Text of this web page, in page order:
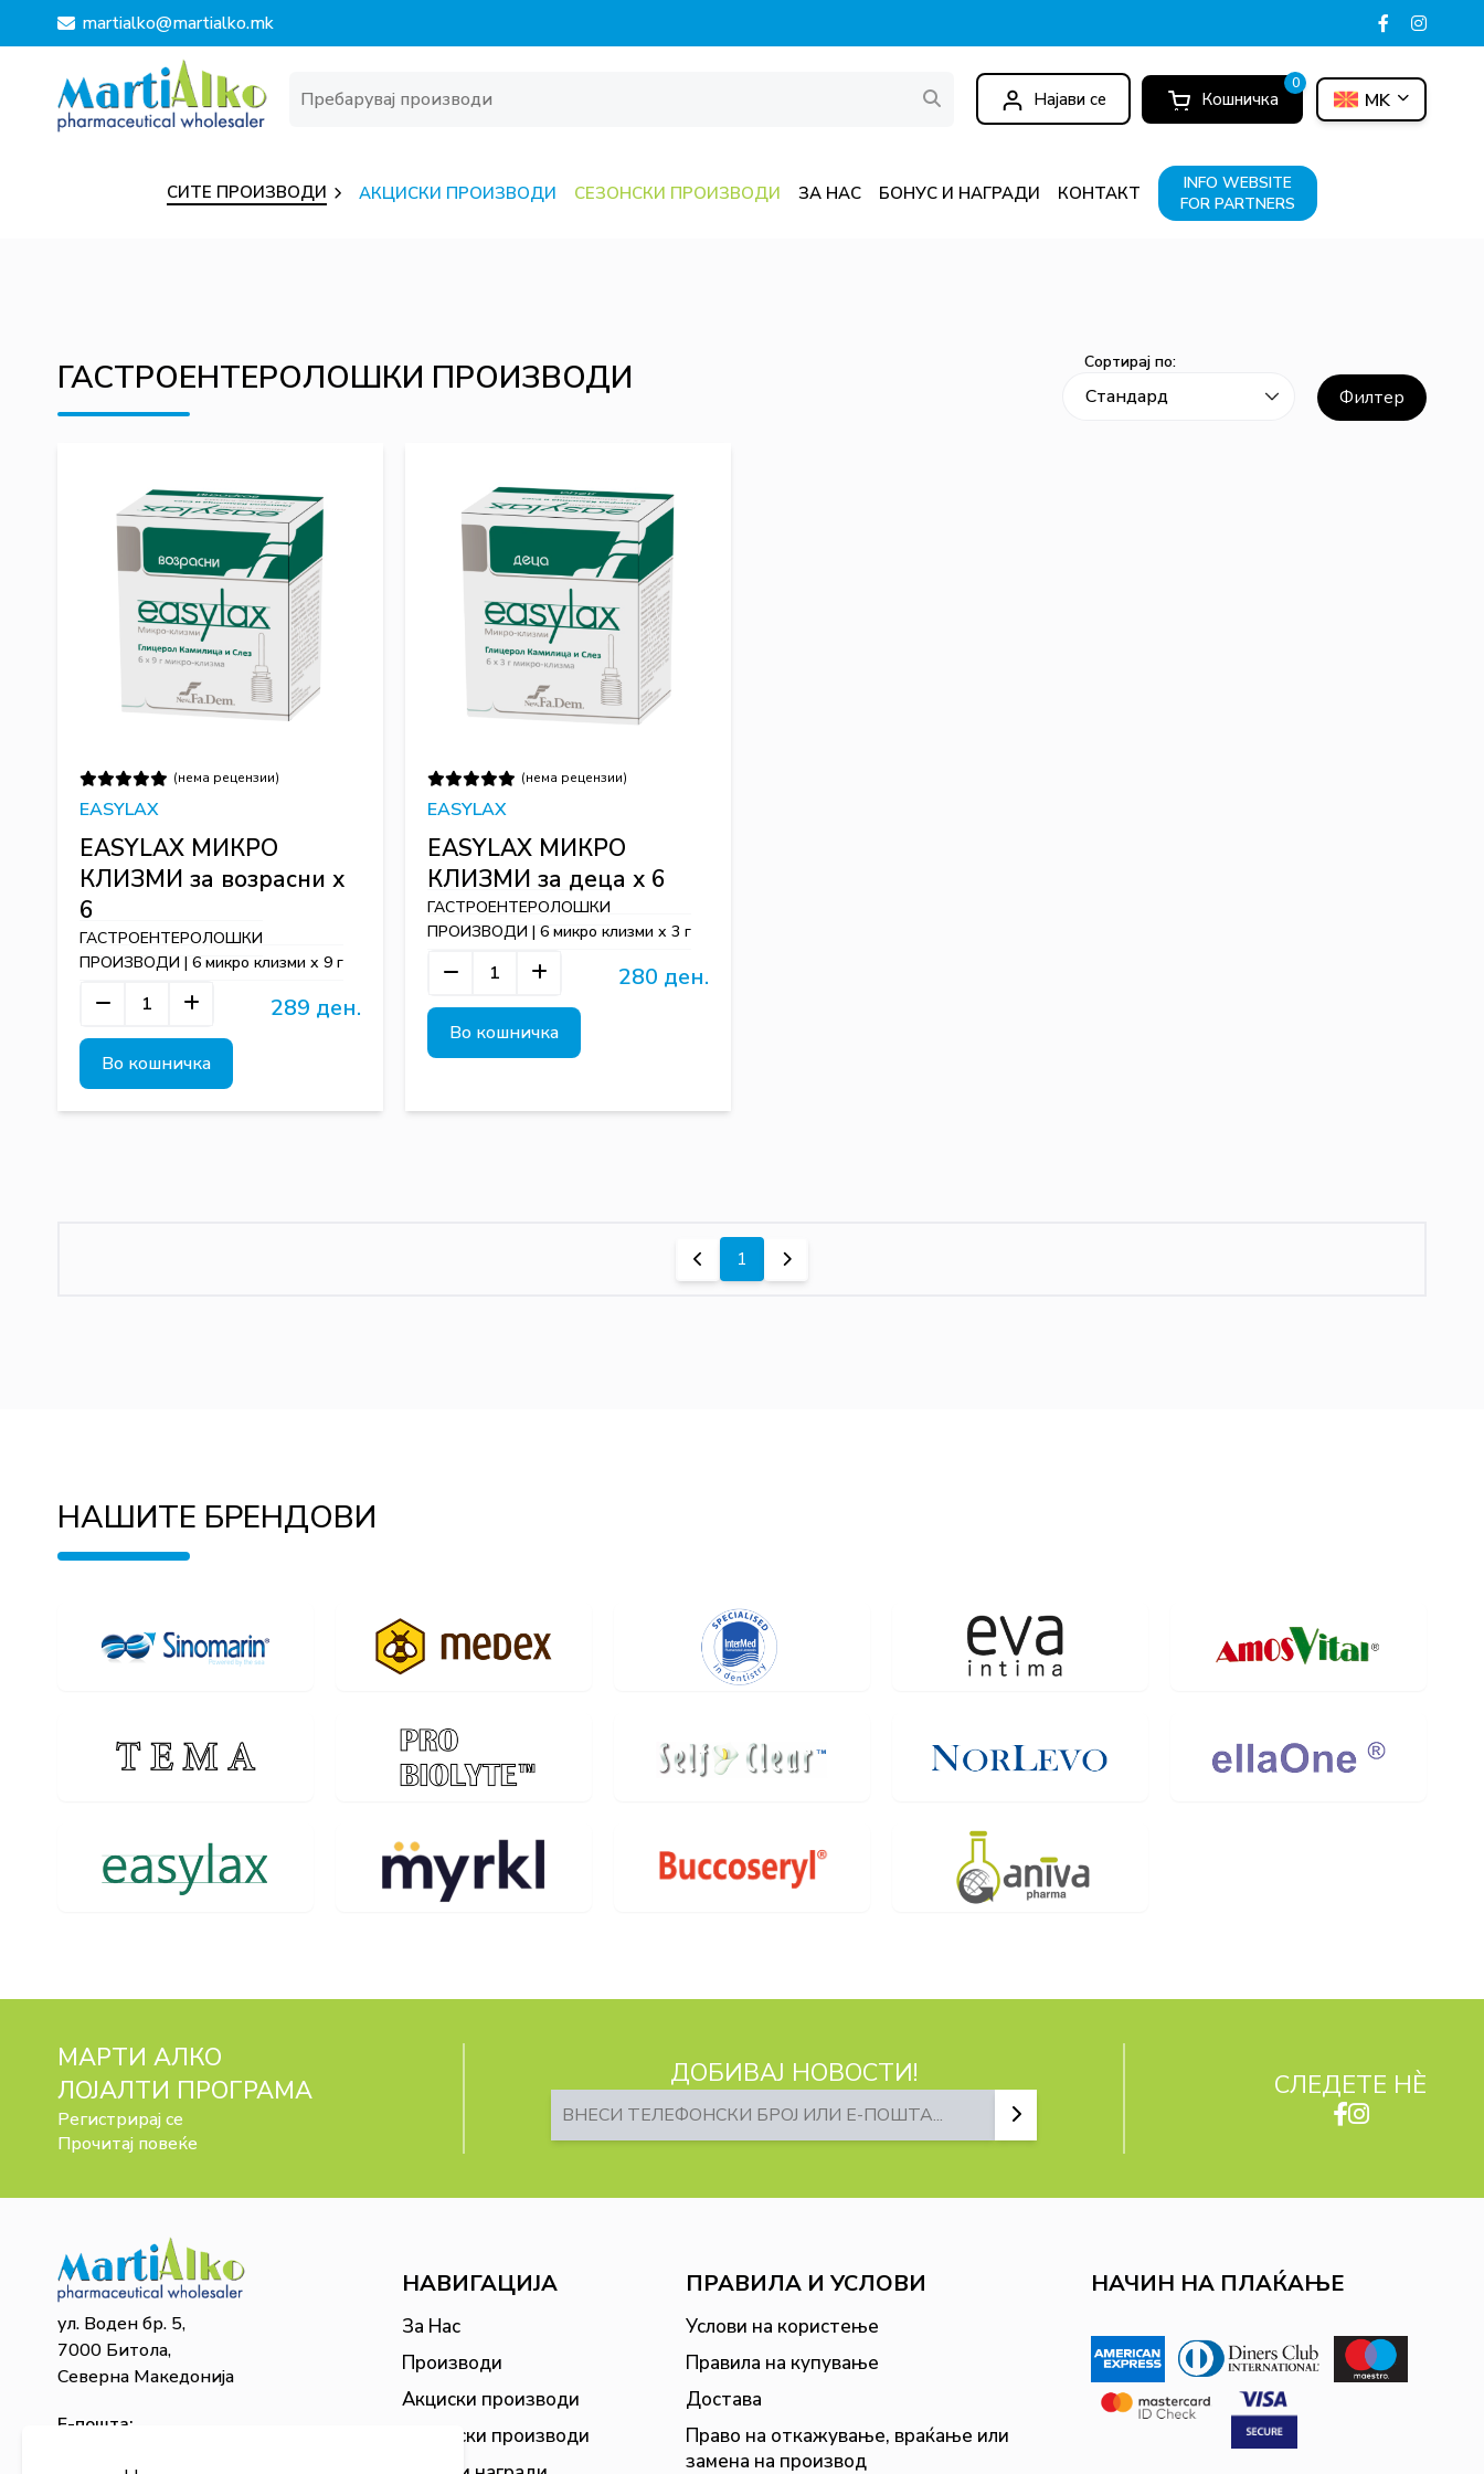
martialko@martialko.mk
Најави се Кошничка
0
MK
СИТЕ ПРОИЗВОДИ АКЦИСКИ ПРОИЗВОДИ СЕЗОНСКИ ПРОИЗВОДИ ЗА НАС БОНУС И НАГРАДИ КОНТАКТ
INFO WEBSITE
FOR PARTNERS
ГАСТРОЕНТЕРОЛОШКИ ПРОИЗВОДИ Сортирај по:
Филтер
(нема рецензии)
EASYLAX
EASYLAX МИКРО
КЛИЗМИ за возрасни x
6
ГАСТРОЕНТЕРОЛОШКИ
ПРОИЗВОДИ | 6 микро клизми х 9 г
289 ден.
Во кошничка
(нема рецензии)
EASYLAX
EASYLAX МИКРО
КЛИЗМИ за деца x 6
ГАСТРОЕНТЕРОЛОШКИ
ПРОИЗВОДИ | 6 микро клизми х 3 г
280 ден.
Во кошничка
1
НАШИТЕ БРЕНДОВИ
МАРТИ АЛКО
ЛОЈАЛТИ ПРОГРАМА
Регистрирај се
Прочитај повеќе
ДОБИВАЈ НОВОСТИ! СЛЕДЕТЕ НЀ
ул. Воден бр. 5,
7000 Битола,
Северна Македонија
Е-пошта:
НАВИГАЦИЈА
За Нас
Производи
Акциски производи
Сезонски производи
ПРАВИЛА И УСЛОВИ
Услови на користење
Правила на купување
Достава
Право на откажување, враќање или
замена на производ
НАЧИН НА ПЛАЌАЊЕ